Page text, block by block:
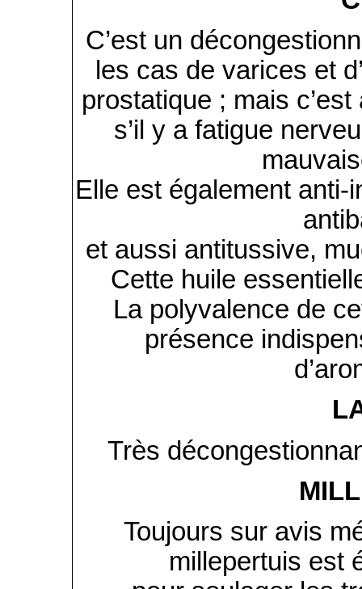
C’est un
les cas de varices et
prostatique ; mais
s’il y a fatigue
Elle est également
et aussi antitussive,
Cette huile
La polyvalence de
présence
Très
Toujours sur avis
millepertuis est